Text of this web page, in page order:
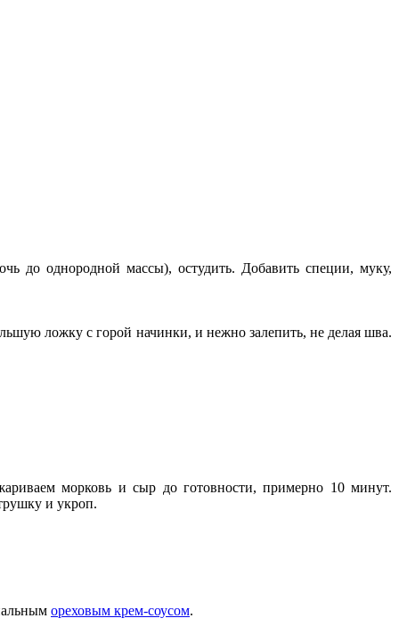
до однородной массы), остудить. Добавить специи, муку,
ложку с горой начинки, и нежно залепить, не делая шва.
морковь и сыр до готовности, примерно 10 минут.
и укроп.
ореховым крем-соусом.